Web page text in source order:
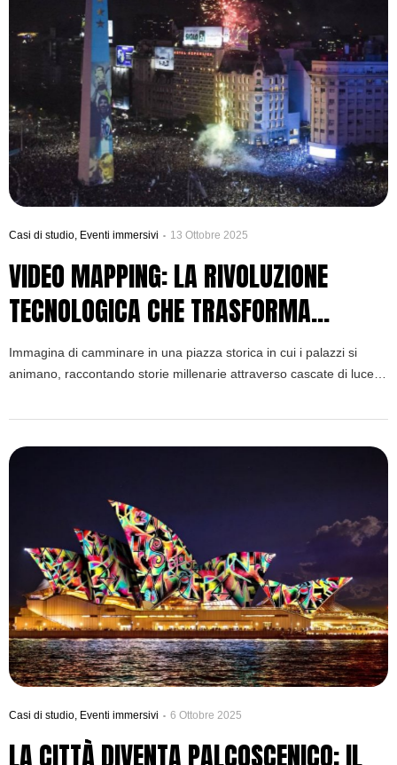
Casi di studio Eventi immersivi 13 Ottobre 2025
VIDEO MAPPING: LA RIVOLUZIONE
TECNOLOGICA CHE TRASFORMA
L’ARCHITETTURA
Immagina di camminare in una piazza storica in cui i palazzi si
animano, raccontando storie millenarie attraverso cascate di luce
Casi di studio, Eventi immersivi 6 Ottobre 2025
LA CITTÀ DIVENTA PALCOSCENICO: IL